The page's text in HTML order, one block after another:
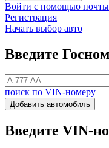
Войти с помощью почты
Регистрация
Начать выбор авто
Введите
поиск по VIN-номеру
Добавить автомобиль
Введите VIN-